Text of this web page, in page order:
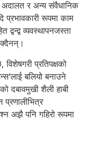
र अन्य संवैधानिक
प्रभावकारी रूपमा काम
व्यवस्थापनजस्ता
प्रतिपक्षको
बलियो बनाउने
दबावमुखी शैली हाबी
अझै पनि गहिरो रूपमा